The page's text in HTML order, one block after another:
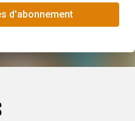
d'abonnement